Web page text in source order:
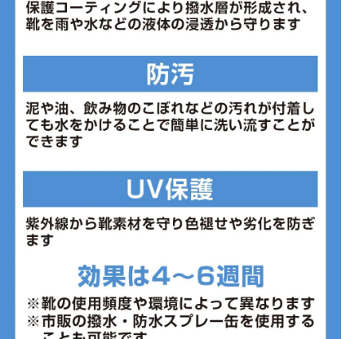
■生産国:ベトナム
■2024年モデル
※ワイズを確認の上お買い求め下さい。また、足のサイズは甲高、
幅等個人差がありますので、あくまで目安としてご判断ください。
■メーカー型番：3028249